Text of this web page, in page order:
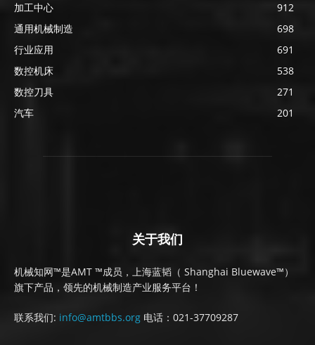
加工中心
912
通用机械制造
698
行业应用
691
数控机床
538
数控刀具
271
汽车
201
关于我们
机械知网™是AMT ™成员，上海蓝韬（ Shanghai Bluewave™）
旗下产品，领先的机械制造产业服务平台！
联系我们: info@amtbbs.org 电话：021-37709287